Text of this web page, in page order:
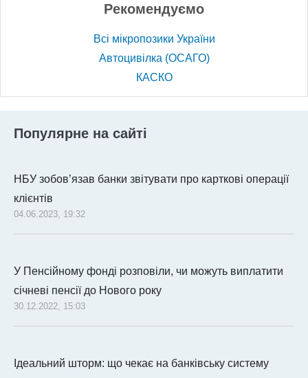
Рекомендуємо
Всі мікропозики України
Автоцивілка (ОСАГО)
КАСКО
Популярне на сайті
НБУ зобов’язав банки звітувати про карткові операції
клієнтів
04.06.2023, 19:32
У Пенсійному фонді розповіли, чи можуть виплатити
січневі пенсії до Нового року
30.12.2022, 15:03
Ідеальний шторм: що чекає на банківську систему